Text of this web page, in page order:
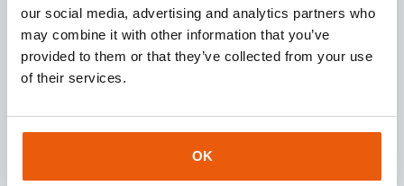
our social media, advertising and analytics partners who
may combine it with other information that you’ve
provided to them or that they’ve collected from your use
of their services.
OK
Geschreven door: